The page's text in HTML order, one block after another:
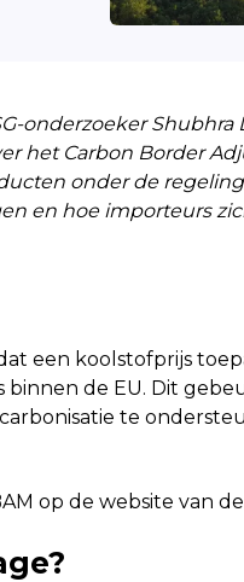
onderzoeker Shubhra
het Carbon Border
onder de
en hoe importeurs
een koolstofprijs
binnen de EU. Dit
te
op de website van